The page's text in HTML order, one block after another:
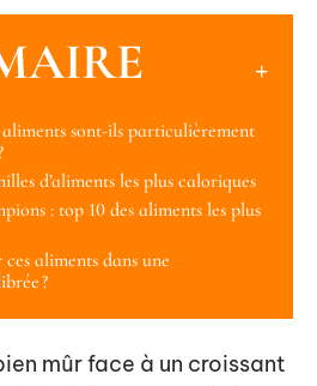
sont-ils particulièrement
d’aliments les plus caloriques
: top 10 des aliments les plus
aliments dans une
?
mûr face à un croissant